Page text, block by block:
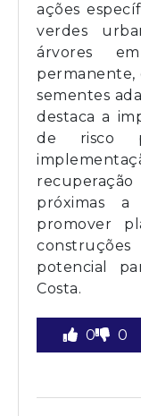
ações
verdes
árvores
permanente,
sementes
destaca a
de risco
próximas a
promover
potencial
Costa.
0 0